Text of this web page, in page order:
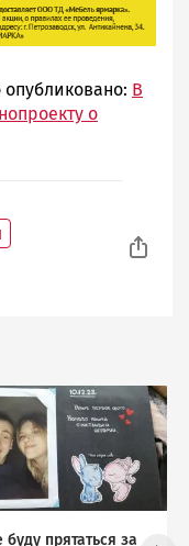
В
о
буду прятаться за